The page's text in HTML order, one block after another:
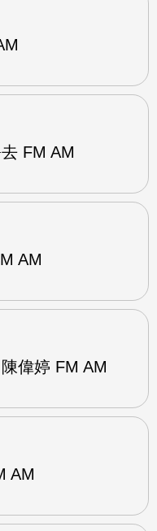
FM AM
AM
偉婷 FM AM
AM